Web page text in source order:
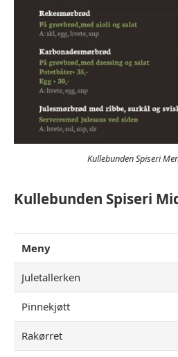
Kullebunden Spiseri
Kullebunden Spiseri
Meny
Juletallerken
Pinnekjøtt
Rakørret